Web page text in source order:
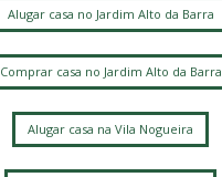
Alugar casa no Jardim Alto da Barra
Comprar casa no Jardim Alto da Barra
Alugar casa na Vila Nogueira